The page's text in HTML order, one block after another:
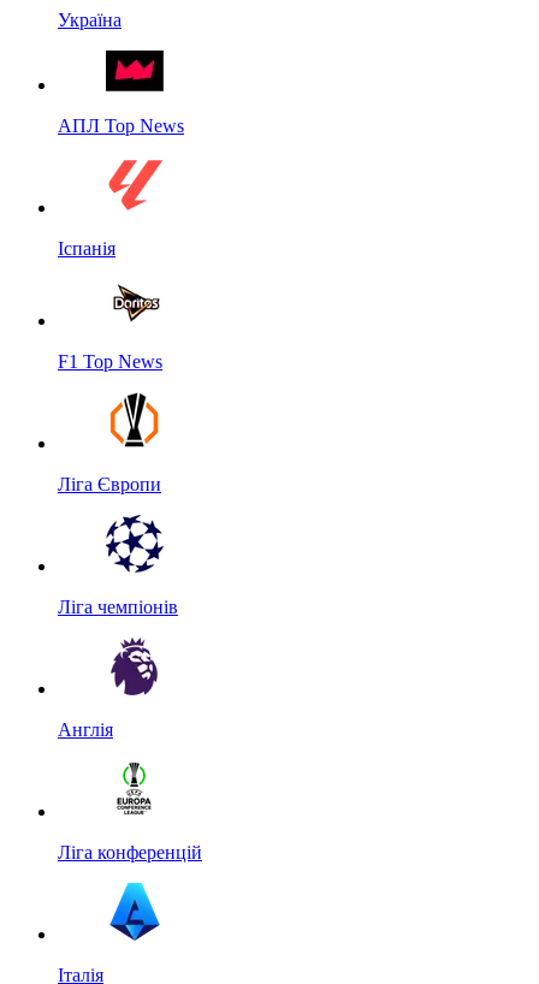
Україна
АПЛ Top News
Іспанія
F1 Top News
Ліга Європи
Ліга чемпіонів
Англія
Ліга конференцій
Італія